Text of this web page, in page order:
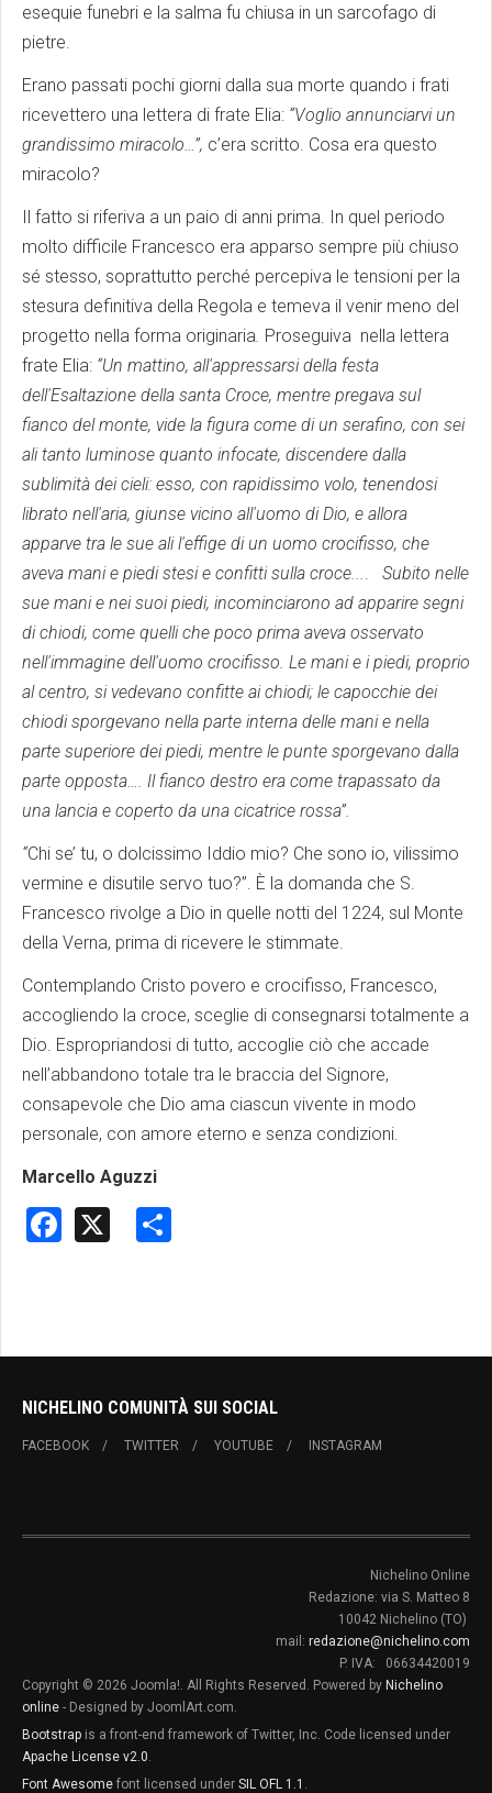
esequie funebri e la salma fu chiusa in un sarcofago di
pietre.
Erano passati pochi giorni dalla sua morte quando i frati
ricevettero una lettera di frate Elia: “Voglio annunciarvi un
grandissimo miracolo…”, c’era scritto. Cosa era questo
miracolo?
Il fatto si riferiva a un paio di anni prima. In quel periodo
molto difficile Francesco era apparso sempre più chiuso
sé stesso, soprattutto perché percepiva le tensioni per la
stesura definitiva della Regola e temeva il venir meno del
progetto nella forma originaria Proseguiva nella lettera
frate Elia: “Un mattino, all'appressarsi della festa
dell'Esaltazione della santa Croce, mentre pregava sul
fianco del monte, vide la figura come di un serafino, con sei
ali tanto luminose quanto infocate, discendere dalla
sublimità dei cieli: esso, con rapidissimo volo, tenendosi
librato nell'aria, giunse vicino all'uomo di Dio, e allora
apparve tra le sue ali l'effige di un uomo crocifisso, che
aveva mani e piedi stesi e confitti sulla croce...
Subito nelle
sue mani e nei suoi piedi, incominciarono ad apparire segni
di chiodi, come quelli che poco prima aveva osservato
nell'immagine dell'uomo crocifisso. Le mani e i piedi, proprio
al centro, si vedevano confitte ai chiodi; le capocchie dei
chiodi sporgevano nella parte interna delle mani e nella
parte superiore dei piedi, mentre le punte sporgevano dalla
parte opposta…. Il fianco destro era come trapassato da
una lancia e coperto da una cicatrice rossa”.
“Chi se’ tu, o dolcissimo Iddio mio? Che sono io, vilissimo
vermine e disutile servo tuo?”. È la domanda che S.
Francesco rivolge a Dio in quelle notti del 1224, sul Monte
della Verna, prima di ricevere le stimmate.
Contemplando Cristo povero e crocifisso, Francesco,
accogliendo la croce, sceglie di consegnarsi totalmente a
Dio. Espropriandosi di tutto, accoglie ciò che accade
nell’abbandono totale tra le braccia del Signore,
consapevole che Dio ama ciascun vivente in modo
personale, con amore eterno e senza condizioni.
Marcello Aguzzi
Facebook
NICHELINO COMUNITÀ SUI SOCIAL
FACEBOOK TWITTER YOUTUBE INSTAGRAM
Nichelino Online
Redazione: via S. Matteo 8
10042 Nichelino (TO)
mail: redazione@nichelino.com
P. IVA: 06634420019
Copyright © 2026 Joomla!. All Rights Reserved. Powered by Nichelino
online - Designed by JoomlArt.com.
Bootstrap is a front-end framework of Twitter, Inc. Code licensed under
Apache License v2.0.
Font Awesome font licensed under SIL OFL 1.1 .